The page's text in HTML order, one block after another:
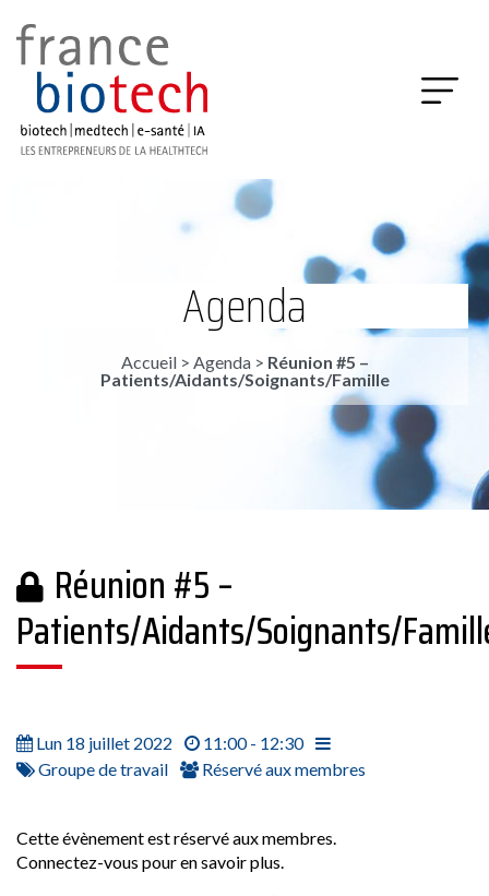
Agenda
Accueil> Agenda> Réunion #5 –
Patients/Aidants/Soignants/Famille
Réunion #5 –
Patients/Aidants/Soignants/
Lun 18 juillet 2022
11:00 - 12:30
Groupe de travail
Réservé aux membres
Cette évènement est réservé aux membres.
Connectez-vous pour en savoir plus.